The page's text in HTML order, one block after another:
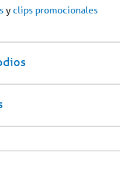
yclips promocionales